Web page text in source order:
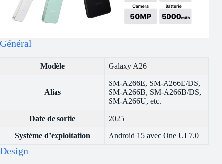
Général
Modèle Galaxy A26
Alias
SM-A266E, SM-A266E/DS,
SM-A266B, SM-A266B/DS,
SM-A266U, etc.
Date de sortie 2025
Système d’exploitation Android 15 avec One UI 7.0
Design